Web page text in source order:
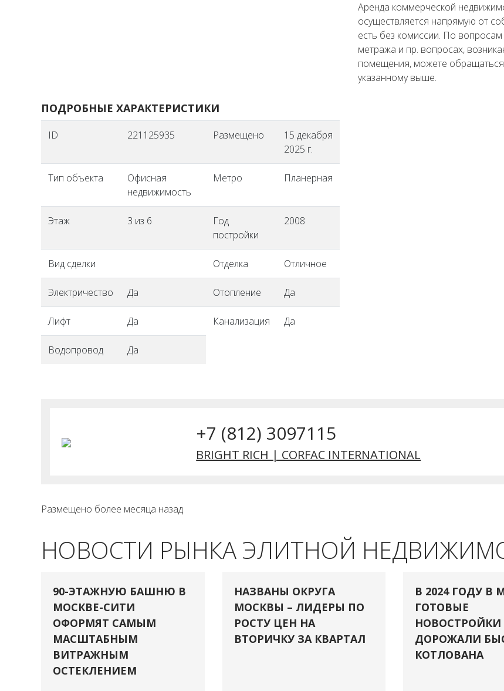
Аренда коммерческой
осуществляется напрямую от
есть без комиссии. По
метража и пр. вопросах,
помещения, можете
указанному выше.
ПОДРОБНЫЕ ХАРАКТЕРИСТИКИ
ID 221125935 Размещено
15 декабря
2025 г.
Тип объекта
Офисная
недвижимость
Метро Планерная
Этаж 3 из 6
Год
постройки
2008
Вид сделки Отделка Отличное
Электричество Да Отопление Да
Лифт Да Канализация Да
Водопровод Да
+7 (812) 3097115
BRIGHT RICH | CORFAC INTERNATIONAL
Размещено более месяца назад
НОВОСТИ РЫНКА ЭЛИТНОЙ
90-ЭТАЖНУЮ БАШНЮ В
МОСКВЕ-СИТИ
ОФОРМЯТ САМЫМ
МАСШТАБНЫМ
ВИТРАЖНЫМ
ОСТЕКЛЕНИЕМ
НАЗВАНЫ ОКРУГА
МОСКВЫ – ЛИДЕРЫ ПО
РОСТУ ЦЕН НА
ВТОРИЧКУ ЗА КВАРТАЛ
В 2024 ГОДУ В
ГОТОВЫЕ
НОВОСТРОЙКИ
ДОРОЖАЛИ
КОТЛОВАНА